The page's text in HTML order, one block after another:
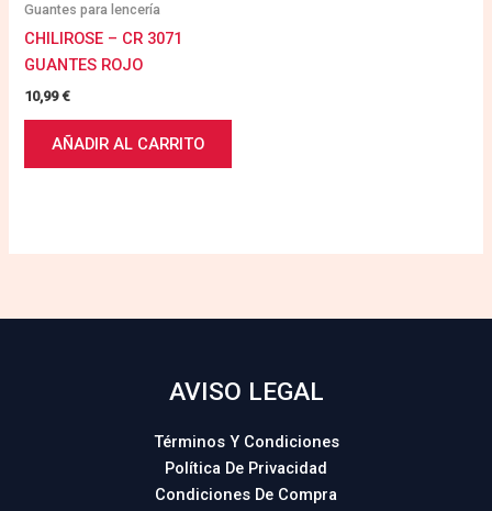
Guantes para lencería
CHILIROSE – CR 3071
GUANTES ROJO
10,99€
AÑADIR AL CARRITO
AVISO LEGAL
Términos Y Condiciones
Política De Privacidad
Condiciones De Compra